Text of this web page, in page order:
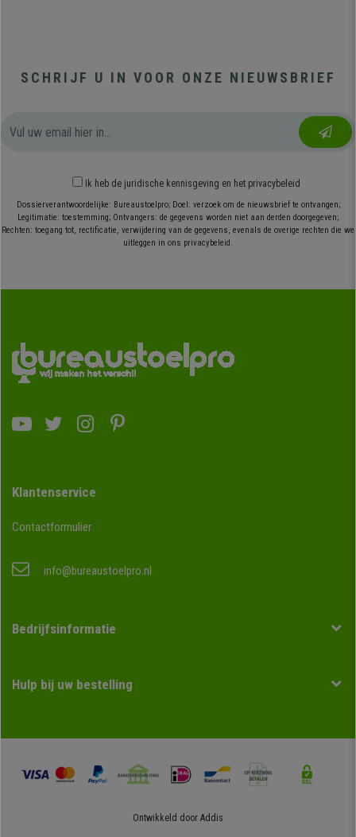
SCHRIJF U IN VOOR ONZE NIEUWSBRIEF
Ik heb de juridische kennisgeving en het privacybeleid
Dossierverantwoordelijke: Bureaustoelpro; Doel: verzoek om de nieuwsbrief te ontvangen;
Legitimatie: toestemming; Ontvangers: de gegevens worden niet aan derden doorgegeven;
Rechten: toegang tot, rectificatie, verwijdering van de gegevens, evenals de overige rechten die we
uitleggen in ons privacybeleid.
Klantenservice
Contactformulier
info@bureaustoelpro.nl
Bedrijfsinformatie
Hulp bij uw bestelling
Ontwikkeld door Addis